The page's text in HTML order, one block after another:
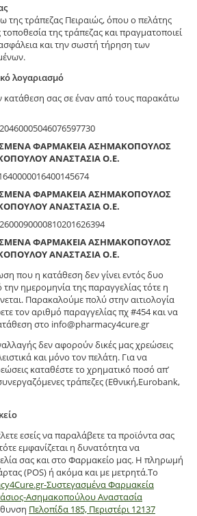
της τράπεζας Πειραιώς, όπου ο πελάτης
της τράπεζας και πραγματοποιεί
και την σωστή τήρηση των
λογαριασμό
κατάθεση σας σε έναν από τους παρακάτω
ΦΑΡΜΑΚΕΙΑ ΑΣΗΜΑΚΟΠΟΥΛΟΣ
ΑΝΑΣΤΑΣΙΑ Ο.Ε.
ΦΑΡΜΑΚΕΙΑ ΑΣΗΜΑΚΟΠΟΥΛΟΣ
ΑΝΑΣΤΑΣΙΑ Ο.Ε.
ΦΑΡΜΑΚΕΙΑ ΑΣΗΜΑΚΟΠΟΥΛΟΣ
ΑΝΑΣΤΑΣΙΑ Ο.Ε.
που η κατάθεση δεν γίνει εντός δυο
ημερομηνία της παραγγελίας τότε η
Παρακαλούμε πολύ στην αιτιολογία
τον αριθμό παραγγελίας πχ #454 και να
στο info@pharmacy4cure.gr
δεν αφορούν δικές μας χρεώσεις
και μόνο τον πελάτη. Για να
καταθέστε το χρηματικό ποσό απ’
τράπεζες (Εθνική,Eurobank,
εσείς να παραλάβετε τα προϊόντα σας
εμφανίζεται η δυνατότητα να
σας και στο Φαρμακείο μας. Η πληρωμή
(POS) ή ακόμα και με μετρητά.Το
Συστεγασμένα Φαρμακεία
Ασημακοπούλου Αναστασία
Πελοπίδα 185, Περιστέρι 12137